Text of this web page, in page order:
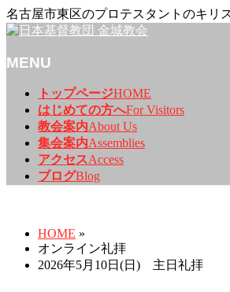
名古屋市東区のプロテスタントのキリ
MENU
トップページHOME
はじめての方へFor Visitors
教会案内About Us
集会案内Assemblies
アクセスAccess
ブログBlog
HOME »
オンライン礼拝
2026年5月10日(日) 主日礼拝